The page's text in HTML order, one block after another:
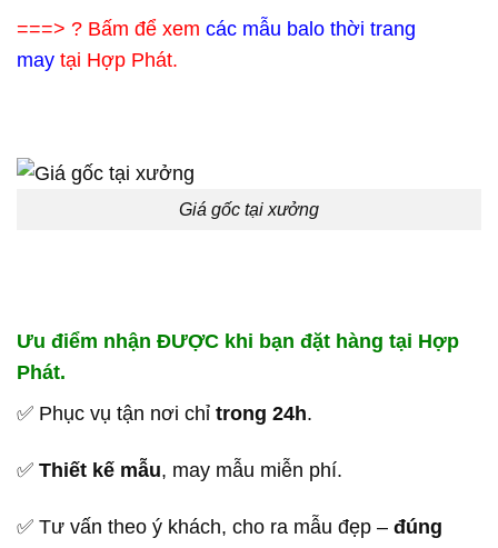
===> ? Bấm để xem các mẫu balo thời trang
may tại Hợp Phát.
Giá gốc tại xưởng
Ưu điểm nhận ĐƯỢC khi bạn đặt hàng tại Hợp
Phát.
✅ Phục vụ tận nơi chỉ trong 24h.
✅ Thiết kế mẫu, may mẫu miễn phí.
✅ Tư vấn theo ý khách, cho ra mẫu đẹp – đúng